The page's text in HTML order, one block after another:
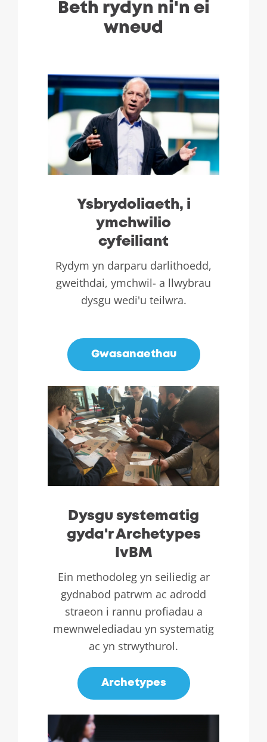
Beth rydyn ni'n ei
wneud
Ysbrydoliaeth, i
ymchwilio
cyfeiliant
Rydym yn darparu darlithoedd,
gweithdai, ymchwil- a llwybrau
dysgu wedi'u teilwra.
Gwasanaethau
Dysgu systematig
gyda'r Archetypes
IvBM
Ein methodoleg yn seiliedig ar
gydnabod patrwm ac adrodd
straeon i rannu profiadau a
mewnwelediadau yn systematig
ac yn strwythurol.
Archetypes